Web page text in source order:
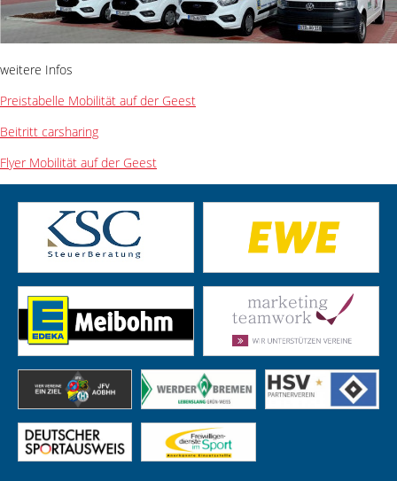
weitere Infos
Preistabelle Mobilität auf der Geest
Beitritt carsharing
Flyer Mobilität auf der Geest